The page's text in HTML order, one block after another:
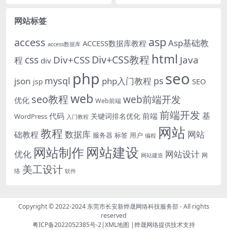
网站标签
access access数据库 ACCESS数据库教程 asp Asp基础教
程 css div Div+CSS Div+CSS教程 html Java
json jsp mysql php php入门教程 ps seo SEO
优化 seo教程web Web前端 web前端开发
WordPress 代码 入门教程 关键词排名优化 前端 前端开发 基
础教程 教程 数据库 服务器 标签 用户 编程 网站 网站
优化 网站制作 网站建设 网站建造 网站设计 网
络 美工设计 软件
Copyright © 2022-2024 东莞市长安新烨晟网络科技服务部- All rights
reserved
粤ICP备2022052385号-2|XML地图 |烨晟网络提供技术支持